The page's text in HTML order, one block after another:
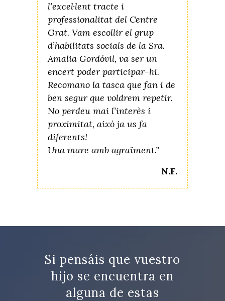
l’excel·lent tracte i
professionalitat del Centre
Grat. Vam escollir el grup
d’habilitats socials de la Sra.
Amalia Gordóvil, va ser un
encert poder participar-hi.
Recomano la tasca que fan i de
ben segur que voldrem repetir.
No perdeu mai l’interès i
proximitat, això ja us fa
diferents!
Una mare amb agraïment.”
N.F.
Si pensáis que vuestro
hijo se encuentra en
alguna de estas